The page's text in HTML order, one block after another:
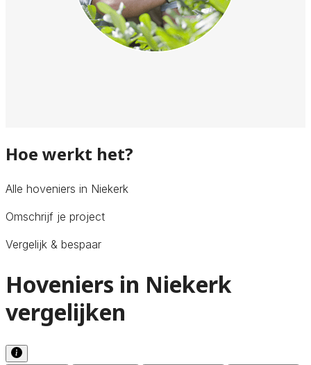
Hoe werkt het?
Alle hoveniers in Niekerk
Omschrijf je project
Vergelijk & bespaar
Hoveniers in Niekerk
vergelijken